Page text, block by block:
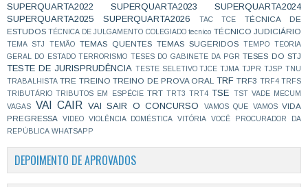
SUPERQUARTA2022
SUPERQUARTA2023
SUPERQUARTA2024
SUPERQUARTA2025
SUPERQUARTA2026 TAC TCE
TÉCNICA DE
ESTUDOS TÉCNICA DE JULGAMENTO COLEGIADO tecnico TÉCNICO JUDICIÁRIO
TEMA STJ TEMÃO TEMAS QUENTES TEMAS SUGERIDOS TEMPO
TEORIA
GERAL DO ESTADO TERRORISMO TESES DO GABINETE DA PGR TESES DO STJ
TESTE DE JURISPRUDÊNCIA TESTE SELETIVO TJCE TJMA TJPR TJSP TNU
TRABALHISTA TRE TREINO TREINO DE PROVA ORAL TRF TRF3 TRF4 TRFS
TRIBUTÁRIO TRIBUTOS EM ESPÉCIE TRT TRT3 TRT4 TSE TST VADE MECUM
VAGAS
VAI CAIR VAI SAIR O CONCURSO VAMOS QUE VAMOS VIDA
PREGRESSA
VIDEO VIOLÊNCIA DOMÉSTICA VITÓRIA
VOCÊ PROCURADOR DA
REPÚBLICA WHATSAPP
DEPOIMENTO DE APROVADOS